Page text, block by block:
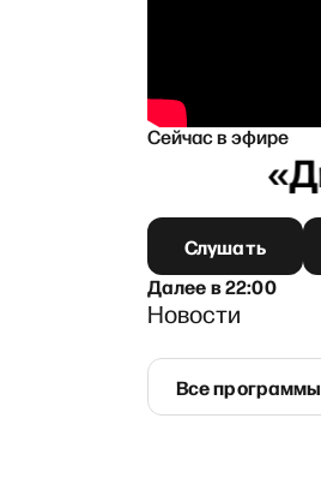
Сейчас в эфире
Слушать
Далеев22:00
Новости
Все программы